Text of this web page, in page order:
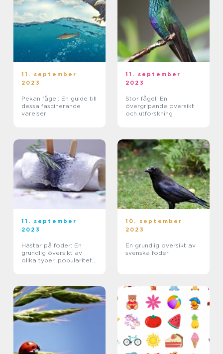
11. september
2023
Pekan fågel: En guide till
dessa fascinerande
varelser
11. september
2023
Stor fågel: En
övergripande översikt
och utforskning
11. september
2023
Hästar på foder: En
grundlig översikt av
olika typer, popularitet,
10. september
2023
En grundlig översikt av
svenska foder